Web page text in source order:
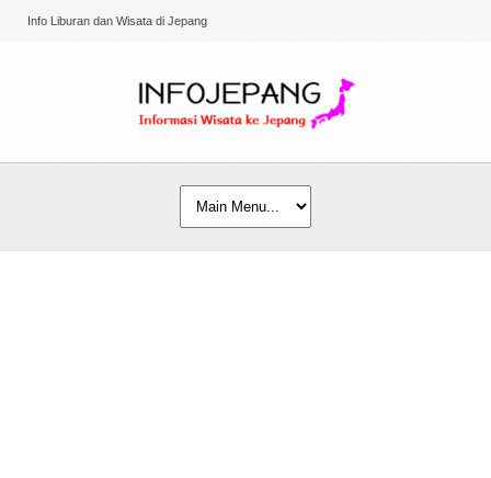
Info Liburan dan Wisata di Jepang